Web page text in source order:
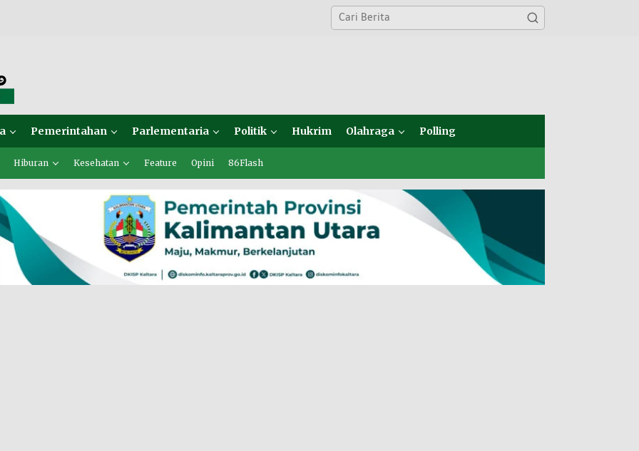
Pemerintahan Parlementaria Politik Hukrim Olahraga Polling
Hiburan Kesehatan Feature Opini 86Flash